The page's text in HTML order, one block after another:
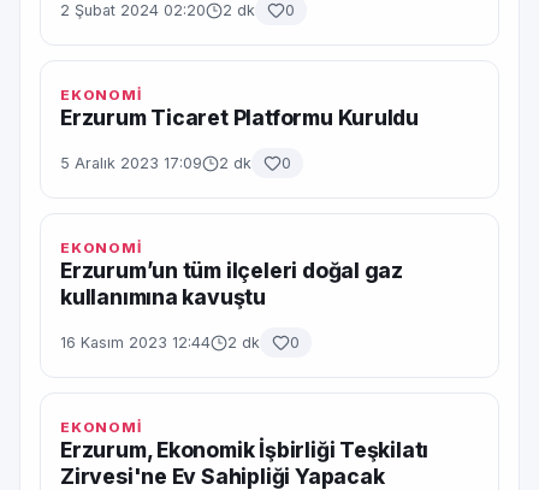
2 Şubat 2024 02:20 2 dk 0
EKONOMİ
Erzurum Ticaret Platformu Kuruldu
5 Aralık 2023 17:09 2 dk 0
EKONOMİ
Erzurum’un tüm ilçeleri doğal gaz
kullanımına kavuştu
16 Kasım 2023 12:44 2 dk 0
EKONOMİ
Erzurum, Ekonomik İşbirliği Teşkilatı
Zirvesi'ne Ev Sahipliği Yapacak